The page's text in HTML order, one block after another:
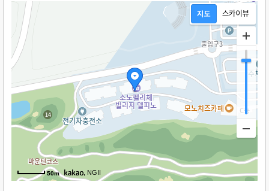
50m , NGII